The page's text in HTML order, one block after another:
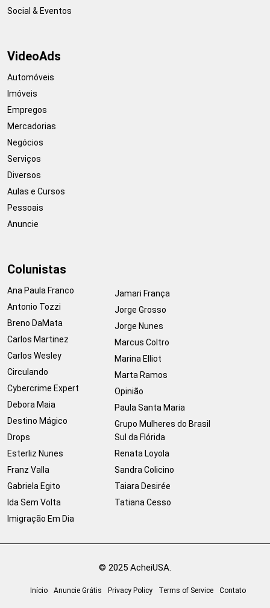
Social & Eventos
VideoAds
Automóveis
Imóveis
Empregos
Mercadorias
Negócios
Serviços
Diversos
Aulas e Cursos
Pessoais
Anuncie
Colunistas
Ana Paula Franco
Antonio Tozzi
Breno DaMata
Carlos Martinez
Carlos Wesley
Circulando
Cybercrime Expert
Debora Maia
Destino Mágico
Drops
Esterliz Nunes
Franz Valla
Gabriela Egito
Ida Sem Volta
Imigração Em Dia
Jamari França
Jorge Grosso
Jorge Nunes
Marcus Coltro
Marina Elliot
Marta Ramos
Opinião
Paula Santa Maria
Grupo Mulheres do Brasil
Sul da Flórida
Renata Loyola
Sandra Colicino
Taiara Desirée
Tatiana Cesso
© 2025 AcheiUSA.
Início Anuncie Grátis Privacy Policy Terms of Service Contato